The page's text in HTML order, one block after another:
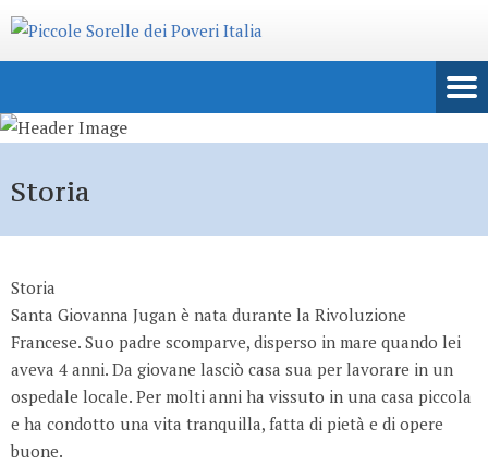
Storia
Storia
Santa Giovanna Jugan è nata durante la Rivoluzione
Francese. Suo padre scomparve, disperso in mare quando lei
aveva 4 anni. Da giovane lasciò casa sua per lavorare in un
ospedale locale. Per molti anni ha vissuto in una casa piccola
e ha condotto una vita tranquilla, fatta di pietà e di opere
buone.